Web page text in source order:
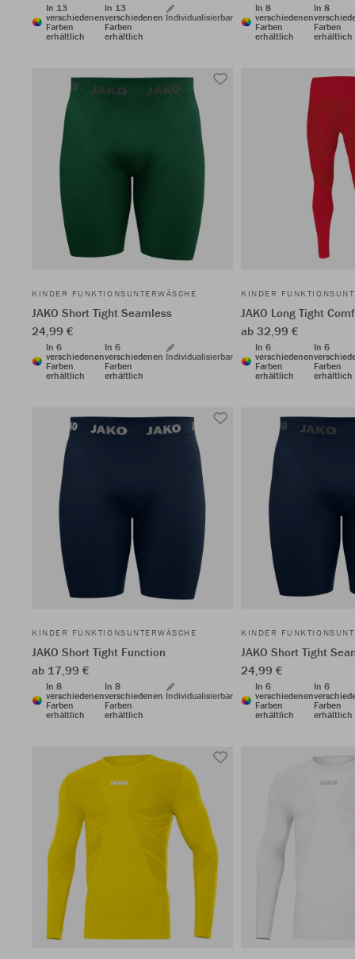
In 13
verschiedenen
Farben
erhältlich
In 13
verschiedenen
Farben
erhältlich
Individualisierbar
In 8
verschiedenen
Farben
erhältlich
In 8
Farben
erhältlich
KINDER FUNKTIONSUNTERWÄSCHE
JAKO Short Tight Seamless
24,99 €
In 6
verschiedenen
Farben
erhältlich
In 6
verschiedenen
Farben
erhältlich
Individualisierbar
KINDER
JAKO Long Tight
ab 32,99 €
In 6
verschiedenen
Farben
erhältlich
In 6
Farben
erhältlich
KINDER FUNKTIONSUNTERWÄSCHE
JAKO Short Tight Function
ab 17,99 €
In 8
verschiedenen
Farben
erhältlich
In 8
verschiedenen
Farben
erhältlich
Individualisierbar
KINDER
JAKO Short Tight
24,99 €
In 6
verschiedenen
Farben
erhältlich
In 6
Farben
erhältlich